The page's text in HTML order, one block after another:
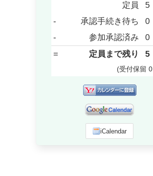
定員 5
-
承認手続き待ち 0
-
参加承認済み 0
=
定員まで残り 5
(受付保留 0
iCalendar